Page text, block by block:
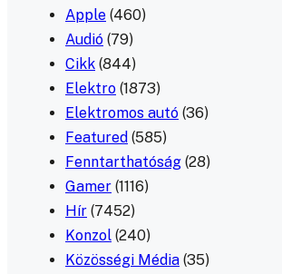
Apple (460)
Audió (79)
Cikk (844)
Elektro (1873)
Elektromos autó (36)
Featured (585)
Fenntarthatóság (28)
Gamer (1116)
Hír (7452)
Konzol (240)
Közösségi Média (35)